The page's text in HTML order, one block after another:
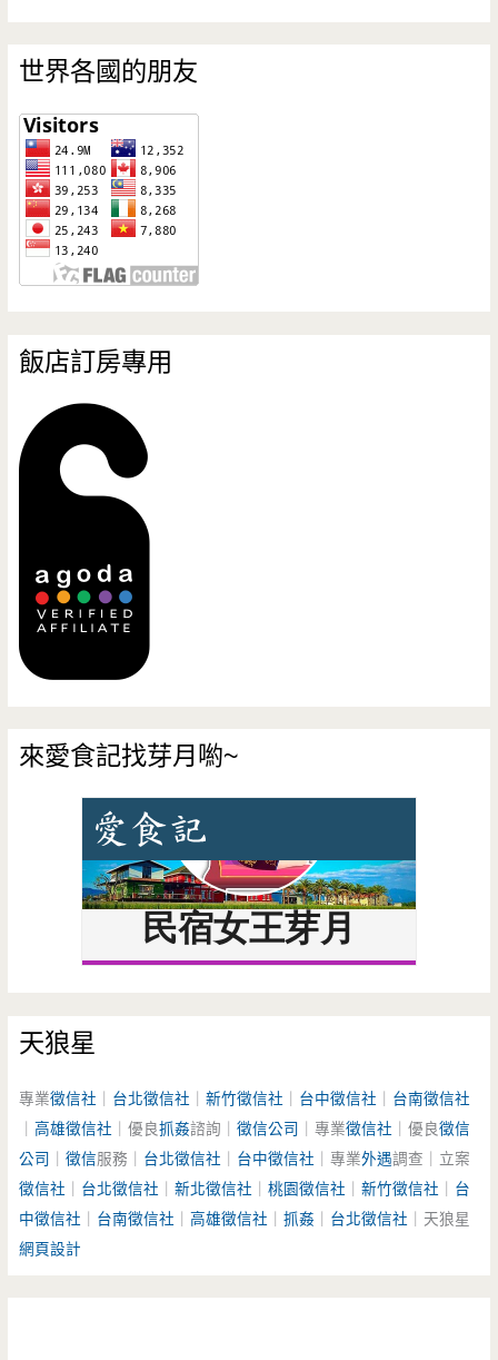
世界各國的朋友
飯店訂房專用
來愛食記找芽月喲~
天狼星
專業徵信社 台北徵信社 ｜新竹徵信社 台中徵信社
台南徵信社
｜高雄徵信社 ｜優良抓姦諮詢｜徵信公司 ｜專業徵信社 ｜優良徵信
公司 ｜徵信服務｜ 台北徵信社 台中徵信社 ｜專業外遇調查｜立案
徵信社
台北徵信社 ｜新北徵信社 ｜桃園徵信社 ｜新竹徵信社
台
中徵信社
台南徵信社 ｜高雄徵信社 ｜抓姦 台北徵信社 ｜天狼星
網頁設計